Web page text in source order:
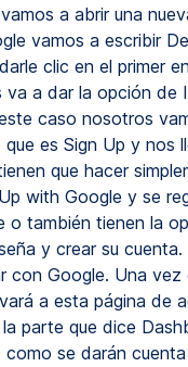
a abrir una
vamos a escribir
clic en el primer
va a dar la opción de
caso nosotros
es Sign Up y nos
que hacer
with Google y se
o también tienen la
y crear su
con Google. Una vez
a esta página de
parte que dice
como se darán